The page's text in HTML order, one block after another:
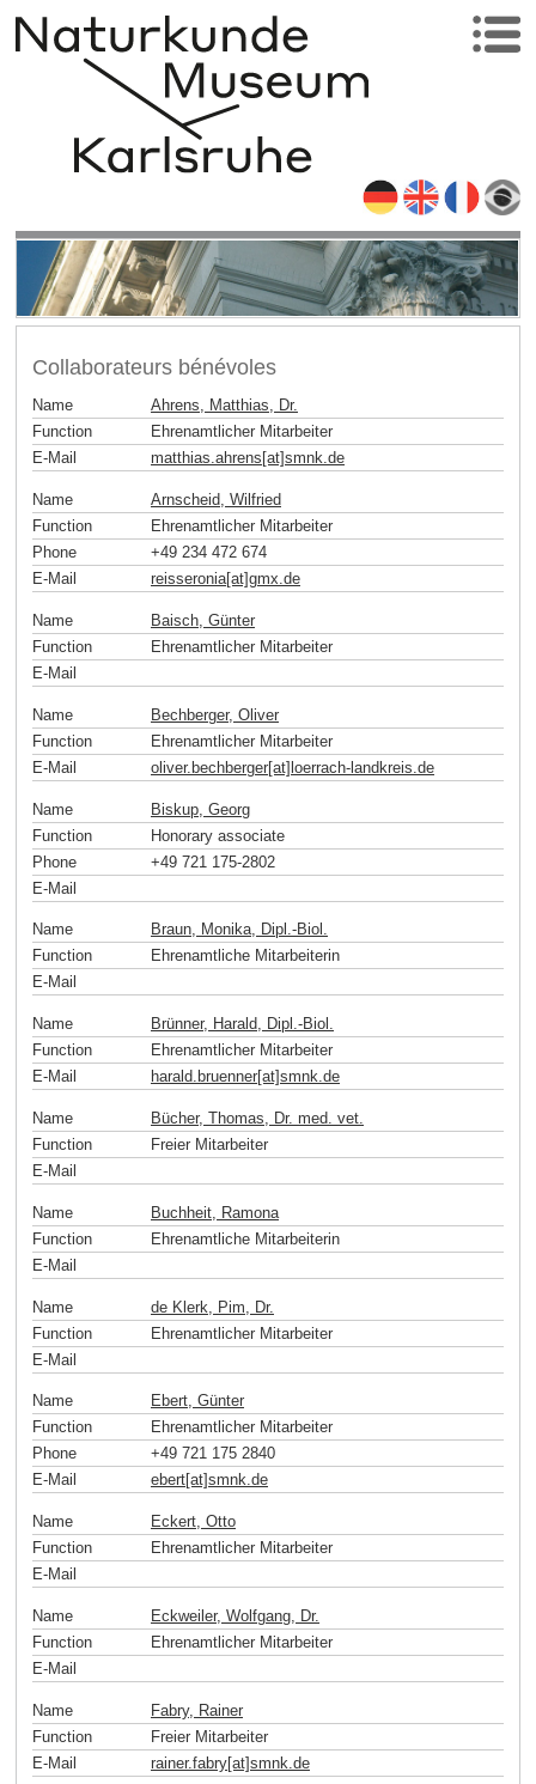
Collaborateurs bénévoles
Name
Ahrens, Matthias, Dr.
Function
Ehrenamtlicher Mitarbeiter
E-Mail
matthias.ahrens[at]smnk.de
Name
Arnscheid, Wilfried
Function
Ehrenamtlicher Mitarbeiter
Phone
+49 234 472 674
E-Mail
reisseronia[at]gmx.de
Name
Baisch, Günter
Function
Ehrenamtlicher Mitarbeiter
E-Mail
Name
Bechberger, Oliver
Function
Ehrenamtlicher Mitarbeiter
E-Mail
oliver.bechberger[at]loerrach-landkreis de
Name
Biskup, Georg
Function
Honorary associate
Phone
+49 721 175-2802
E-Mail
Name
Braun, Monika, Dipl.-Biol.
Function
Ehrenamtliche Mitarbeiterin
E-Mail
Name
Brünner, Harald, Dipl.-Biol.
Function
Ehrenamtlicher Mitarbeiter
E-Mail
harald.bruenner[at]smnk.de
Name
Bücher, Thomas, Dr. med. vet.
Function
Freier Mitarbeiter
E-Mail
Name
Buchheit, Ramona
Function
Ehrenamtliche Mitarbeiterin
E-Mail
Name
de Klerk, Pim, Dr.
Function
Ehrenamtlicher Mitarbeiter
E-Mail
Name
Ebert, Günter
Function
Ehrenamtlicher Mitarbeiter
Phone
+49 721 175 2840
E-Mail
ebert[at]smnk.de
Name
Eckert, Otto
Function
Ehrenamtlicher Mitarbeiter
E-Mail
Name
Eckweiler, Wolfgang, Dr.
Function
Ehrenamtlicher Mitarbeiter
E-Mail
Name
Fabry, Rainer
Function
Freier Mitarbeiter
E-Mail
rainer.fabry[at]smnk de